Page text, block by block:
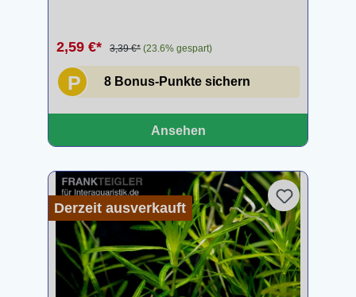
2,59 €* 3,39 €* (23.6% gespart)
P 8 Bonus-Punkte sichern
Ansehen
Derzeit ausverkauft